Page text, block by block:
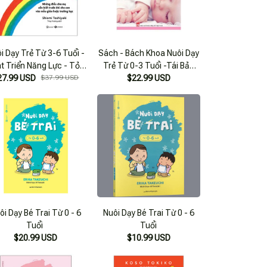
Dạy Trẻ Từ 3-6 Tuổi -
Triển Năng Lực - Tỏa
Sáng Cá Tính
USD $37.99 USD
Sách - Bách Khoa Nuôi Dạy
Trẻ Từ 0-3 Tuổi -Tái Bản
(Minh Long Books)
$22.99 USD
Dạy Bé Trai Từ 0 - 6
Tuổi
$20.99 USD
Nuôi Dạy Bé Trai Từ 0 - 6
Tuổi
$10.99 USD